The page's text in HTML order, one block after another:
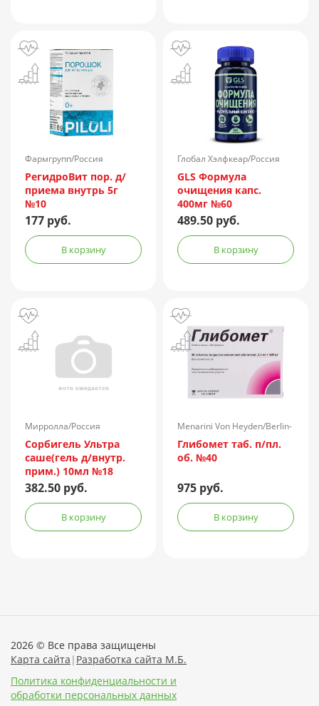
Фармгрупп/Россия
РегидроВит пор. д/
приема внутрь 5г
№10
177 руб.
В корзину
Глобал Хэлфкеар/Россия
GLS Формула
очищения капс.
400мг №60
489.50 руб.
В корзину
Мирролла/Россия
Сорбигель Ультра
саше(гель д/внутр.
прим.) 10мл №18
382.50 руб.
В корзину
Menarini Von Heyden/Berlin-
Chemie/Германия
Глибомет таб. п/пл.
об. №40
975 руб.
В корзину
2026 © Все права защищены
Карта сайта | Разработка сайта М.Б.
Политика конфиденциальности и
обработки персональных данных